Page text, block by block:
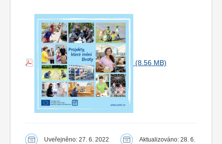
Uveřejněno: 27. 6. 2022
Aktualizováno: 28. 6.